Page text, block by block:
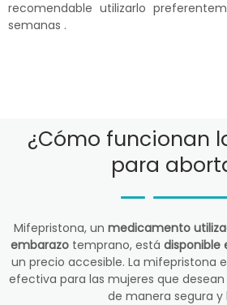
recomendable utilizarlo
semanas .
¿Cómo funcionan
para
Mifepristona, un medicamento
embarazotemprano, está disponible
un precio accesible. La mifepristona
efectiva para las mujeres que
de manera segura y